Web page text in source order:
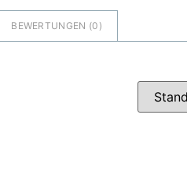
BEWERTUNGEN (0 )